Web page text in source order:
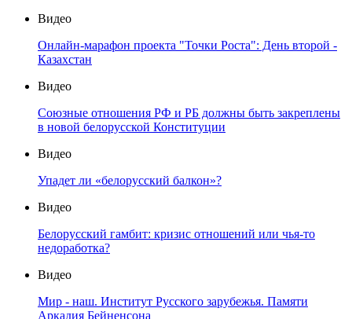
Видео
Онлайн-марафон проекта "Точки Роста": День второй -
Казахстан
Видео
Союзные отношения РФ и РБ должны быть закреплены
в новой белорусской Конституции
Видео
Упадет ли «белорусский балкон»?
Видео
Белорусский гамбит: кризис отношений или чья-то
недоработка?
Видео
Мир - наш. Институт Русского зарубежья. Памяти
Аркадия Бейненсона